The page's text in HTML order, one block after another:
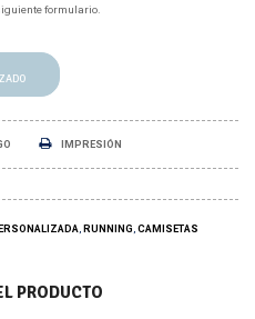
formulario.
IMPRESIÓN
RUNNING CAMISETAS
PRODUCTO